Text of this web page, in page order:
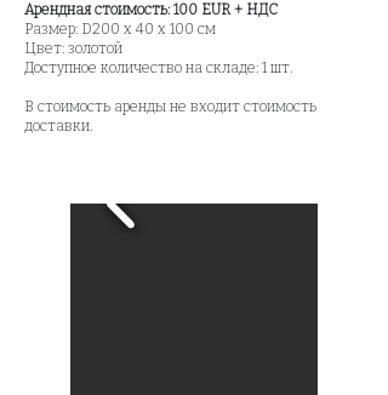
Арендная стоимость: 100 EUR + НДС
Размер: D200 x 40 x 100 см
Цвет: золотой
Доступное количество на складе: 1 шт.​
В стоимость аренды не входит стоимость
доставки.